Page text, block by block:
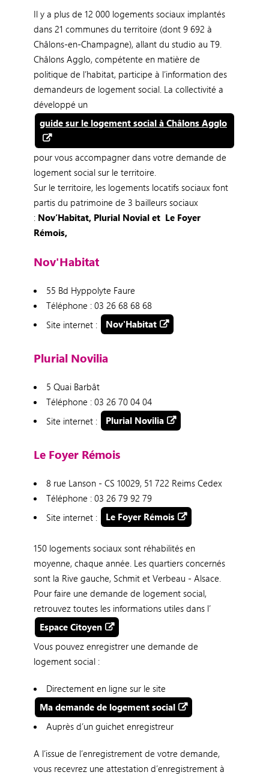
Il y a plus de 12 000 logements sociaux implantés
dans 21 communes du territoire (dont 9 692 à
Châlons-en-Champagne), allant du studio au T9.
Châlons Agglo, compétente en matière de
politique de l’habitat, participe à l’information des
demandeurs de logement social. La collectivité a
développé un
guide sur le logement social à Châlons Agglo
pour vous accompagner dans votre demande de
logement social sur le territoire.
Sur le territoire, les logements locatifs sociaux font
partis du patrimoine de 3 bailleurs sociaux
: Nov’Habitat, Plurial Novial et Le Foyer
Rémois,
Nov'Habitat
55 Bd Hyppolyte Faure
Téléphone : 03 26 68 68 68
Site internet :
Nov'Habitat
Plurial Novilia
5 Quai Barbât
Téléphone : 03 26 70 04 04
Site internet :
Plurial Novilia
Le Foyer Rémois
8 rue Lanson - CS 10029, 51 722 Reims Cedex
Téléphone : 03 26 79 92 79
Site internet :
Le Foyer Rémois
150 logements sociaux sont réhabilités en
moyenne, chaque année. Les quartiers concernés
sont la Rive gauche, Schmit et Verbeau - Alsace.
Pour faire une demande de logement social,
retrouvez toutes les informations utiles dans l’
Espace Citoyen
Vous pouvez enregistrer une demande de
logement social :
Directement en ligne sur le site
Ma demande de logement social
Auprès d’un guichet enregistreur
A l’issue de l’enregistrement de votre demande,
vous recevrez une attestation d’enregistrement à